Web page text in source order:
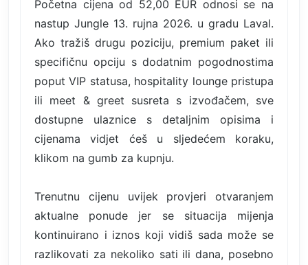
Početna cijena od 52,00 EUR odnosi se na
nastup Jungle 13. rujna 2026. u gradu Laval.
Ako tražiš drugu poziciju, premium paket ili
specifičnu opciju s dodatnim pogodnostima
poput VIP statusa, hospitality lounge pristupa
ili meet & greet susreta s izvođačem, sve
dostupne ulaznice s detaljnim opisima i
cijenama vidjet ćeš u sljedećem koraku,
klikom na gumb za kupnju.
Trenutnu cijenu uvijek provjeri otvaranjem
aktualne ponude jer se situacija mijenja
kontinuirano i iznos koji vidiš sada može se
razlikovati za nekoliko sati ili dana, posebno